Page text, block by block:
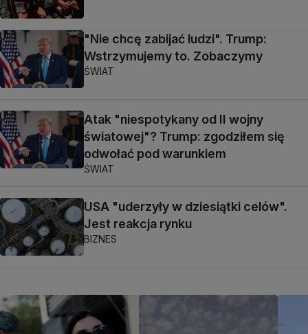
"Nie chcę zabijać ludzi". Trump:
Wstrzymujemy to. Zobaczymy
ŚWIAT
Atak "niespotykany od II wojny
światowej"? Trump: zgodziłem się
odwołać pod warunkiem
ŚWIAT
USA "uderzyły w dziesiątki celów".
Jest reakcja rynku
BIZNES